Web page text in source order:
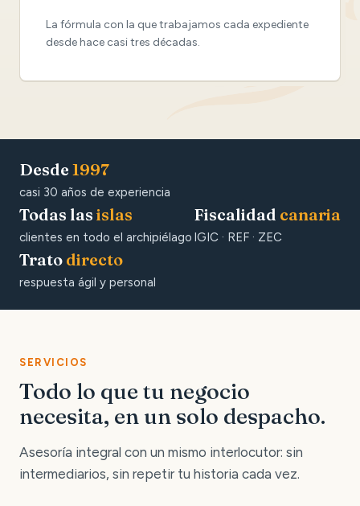
La fórmula con la que trabajamos cada expediente
desde hace casi tres décadas.
Desde 1997
casi 30 años de experiencia
Todas las islas
clientes en todo el archipiélago
Fiscalidad canaria
IGIC · REF · ZEC
Trato directo
respuesta ágil y personal
SERVICIOS
Todo lo que tu negocio
necesita, en un solo despacho.
Asesoría integral con un mismo interlocutor: sin
intermediarios, sin repetir tu historia cada vez.